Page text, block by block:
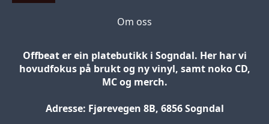
Om oss
Offbeat er ein platebutikk i Sogndal. Her har vi
hovudfokus på brukt og ny vinyl, samt noko CD,
MC og merch.
Adresse: Fjørevegen 8B, 6856 Sogndal